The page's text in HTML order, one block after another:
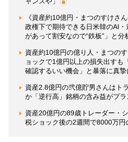
《資産約10億円・まつのすけさ
政権下で期待できる日米韓のAI
があって割安なので“鉄板”」と分
資産約10億円の億り人・まつの
ョックで1億円以上の損失出すも
確認するいい機会」と暴落に真摯
資産2.8億円の弐億貯男さんはト
か「逆行高」銘柄の含み益がプ
資産20億円の89歳トレーダー・
税ショック後の2週間で8000万円